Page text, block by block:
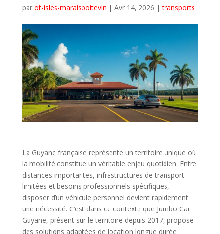
par ot-isles-maraispoitevin | Avr 14, 2026 |transports
La Guyane française représente un territoire unique où
la mobilité constitue un véritable enjeu quotidien. Entre
distances importantes, infrastructures de transport
limitées et besoins professionnels spécifiques,
disposer d’un véhicule personnel devient rapidement
une nécessité. C’est dans ce contexte que Jumbo Car
Guyane, présent sur le territoire depuis 2017, propose
des solutions adaptées de location longue durée